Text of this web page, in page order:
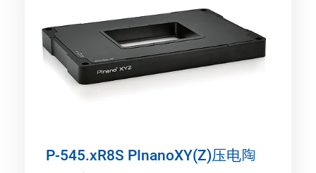
P-545.xR8S PInanoXY(Z)压电陶